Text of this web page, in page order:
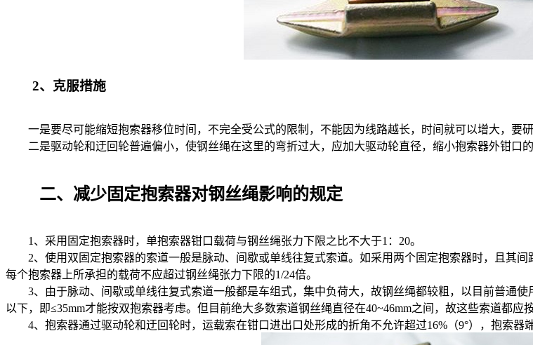
2、克服措施
一是要尽可能缩短抱索器移位时间，不完全受公式的限制，不能因为线路越长，时间就可以增大，要
二是驱动轮和迂回轮普遍偏小，使钢丝绳在这里的弯折过大，应加大驱动轮直径，缩小抱索器外钳口的
二、减少固定抱索器对钢丝绳影响的规定
1、采用固定抱索器时，单抱索器钳口载荷与钢丝绳张力下限之比不大于1：20。
2、使用双固定抱索器的索道一般是脉动、间歇或单线往复式索道。如采用两个固定抱索器时，且其间
每个抱索器上所承担的载荷不应超过钢丝绳张力下限的1/24倍。
3、由于脉动、间歇或单线往复式索道一般都是车组式，集中负荷大，故钢丝绳都较粗，以目前普通使
以下，即≤35mm才能按双抱索器考虑。但目前绝大多数索道钢丝绳直径在40~46mm之间，故这些索道都应
4、抱索器通过驱动轮和迂回轮时，运载索在钳口进出口处形成的折角不允许超过16%（9°），抱索器端